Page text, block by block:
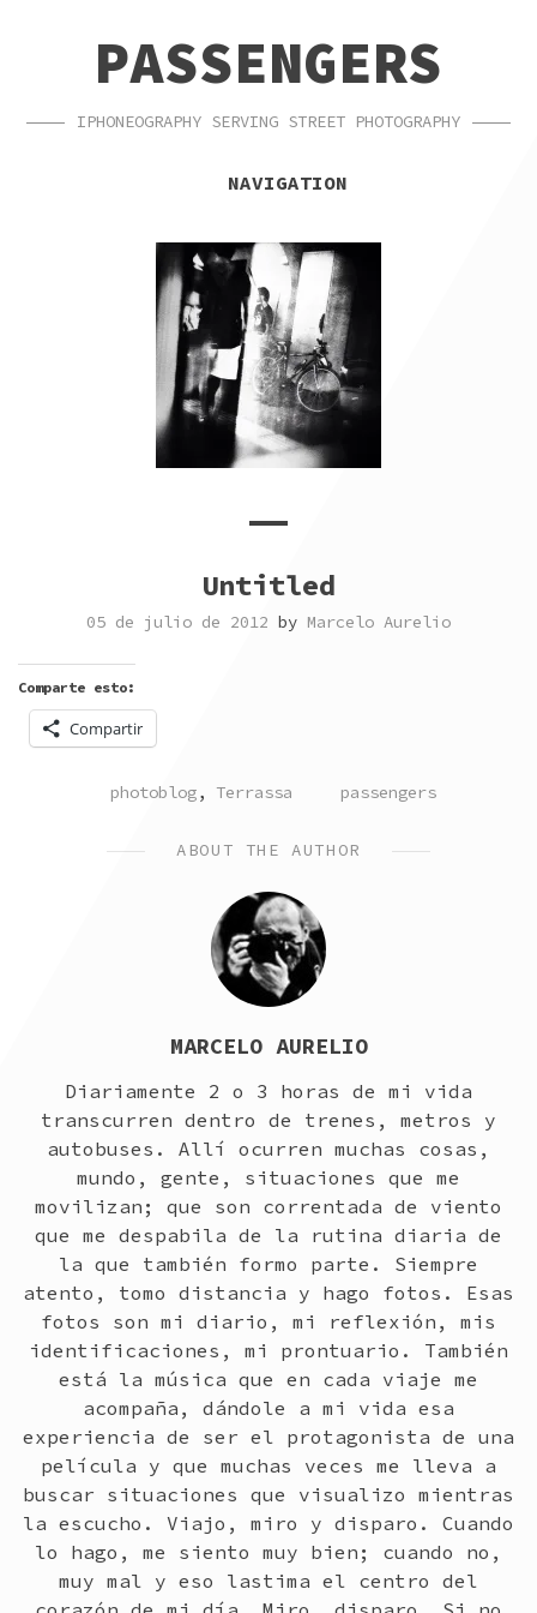
NAVIGATIONPASSENGERS
IPHONEOGRAPHY SERVING STREET PHOTOGRAPHY
NAVIGATION
Untitled
05 de julio de 2012 by Marcelo Aurelio
Comparte esto:
Compartir
POSTED
photoblog, Terrassa TAGGED
passengers
ABOUT THE AUTHOR
MARCELO AURELIO
Diariamente 2 o 3 horas de mi vida
transcurren dentro de trenes, metros y
autobuses. Allí ocurren muchas cosas,
mundo, gente, situaciones que me
movilizan; que son correntada de viento
que me despabila de la rutina diaria de
la que también formo parte. Siempre
atento, tomo distancia y hago fotos. Esas
fotos son mi diario, mi reflexión, mis
identificaciones, mi prontuario. También
está la música que en cada viaje me
acompaña, dándole a mi vida esa
experiencia de ser el protagonista de una
película y que muchas veces me lleva a
buscar situaciones que visualizo mientras
la escucho. Viajo, miro y disparo. Cuando
lo hago, me siento muy bien; cuando no,
muy mal y eso lastima el centro del